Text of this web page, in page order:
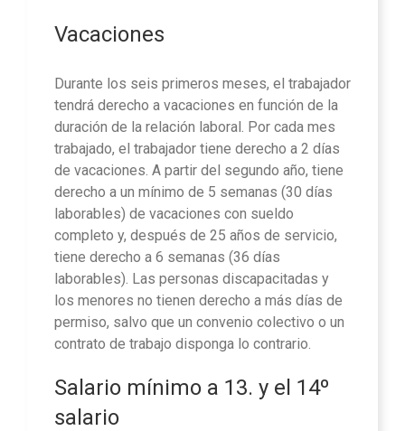
Vacaciones
Durante los seis primeros meses, el trabajador
tendrá derecho a vacaciones en función de la
duración de la relación laboral. Por cada mes
trabajado, el trabajador tiene derecho a 2 días
de vacaciones. A partir del segundo año, tiene
derecho a un mínimo de 5 semanas (30 días
laborables) de vacaciones con sueldo
completo y, después de 25 años de servicio,
tiene derecho a 6 semanas (36 días
laborables). Las personas discapacitadas y
los menores no tienen derecho a más días de
permiso, salvo que un convenio colectivo o un
contrato de trabajo disponga lo contrario.
Salario mínimo a 13. y el 14º
salario